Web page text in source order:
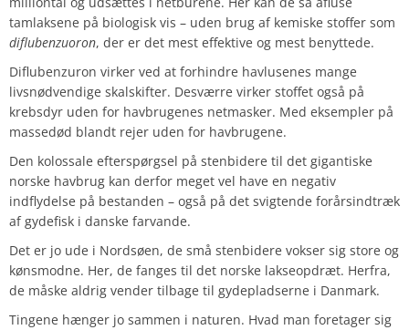
tamlaksene på biologisk vis – uden brug af kemiske stoffer som
diflubenzuoron, der er det mest effektive og mest benyttede.
Diflubenzuron virker ved at forhindre havlusenes mange
livsnødvendige skalskifter. Desværre virker stoffet også på
krebsdyr uden for havbrugenes netmasker. Med eksempler på
massedød blandt rejer uden for havbrugene.
Den kolossale efterspørgsel på stenbidere til det gigantiske
norske havbrug kan derfor meget vel have en negativ
indflydelse på bestanden – også på det svigtende forårsindtræk
af gydefisk i danske farvande.
Det er jo ude i Nordsøen, de små stenbidere vokser sig store og
kønsmodne. Her, de fanges til det norske lakseopdræt. Herfra,
de måske aldrig vender tilbage til gydepladserne i Danmark.
Tingene hænger jo sammen i naturen. Hvad man foretager sig